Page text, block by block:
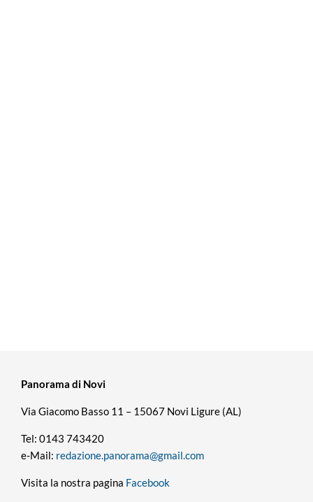
Panorama di Novi
Via Giacomo Basso 11 – 15067 Novi Ligure (AL)
Tel: 0143 743420
e-Mail: redazione.panorama@gmail.com
Visita la nostra pagina Facebook